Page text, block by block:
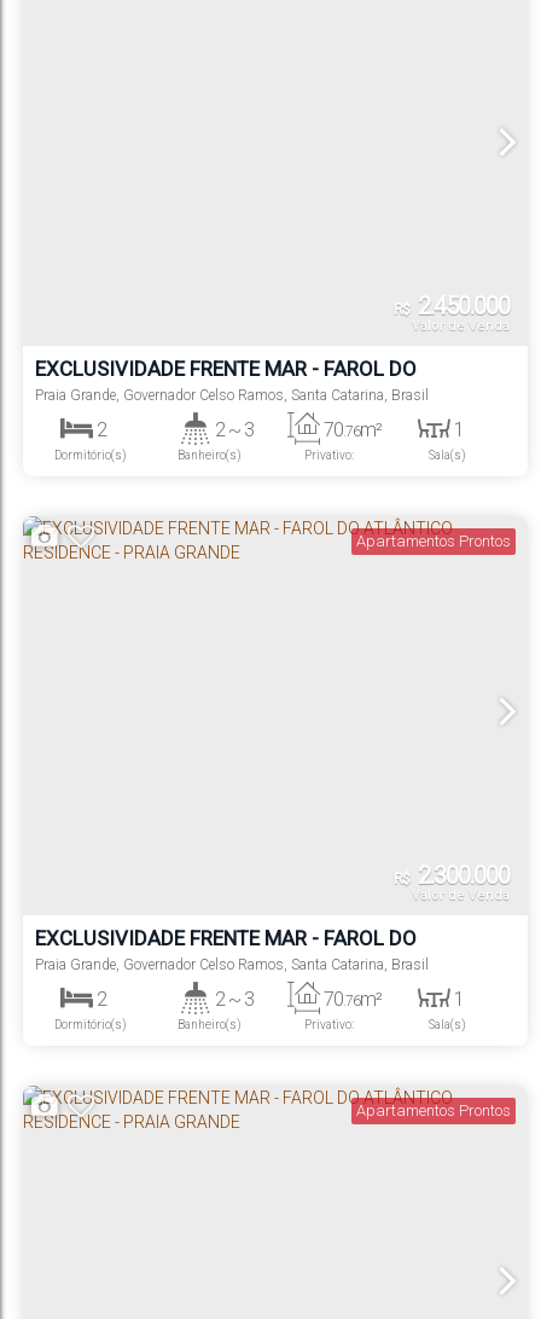
R$ 2.450.000
Valor de Venda
EXCLUSIVIDADE FRENTE MAR - FAROL DO
ATLÂNTICO RESIDENCE - PRAIA GRANDE
Praia Grande, Governador Celso Ramos, Santa Catarina, Brasil
2
Dormitório(s)
2 ~ 3
Banheiro(s) Privativo:
70.76m² 1
Sala(s)
Apartamentos Prontos
R$ 2.300.000
Valor de Venda
EXCLUSIVIDADE FRENTE MAR - FAROL DO
ATLÂNTICO RESIDENCE - PRAIA GRANDE
Praia Grande, Governador Celso Ramos, Santa Catarina, Brasil
2
Dormitório(s)
2 ~ 3
Banheiro(s) Privativo:
70.76m² 1
Sala(s)
Apartamentos Prontos